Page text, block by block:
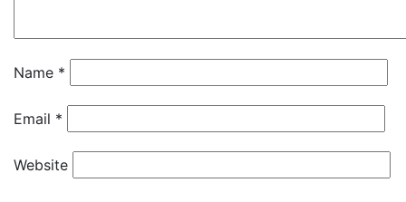
Name *
Email *
Website